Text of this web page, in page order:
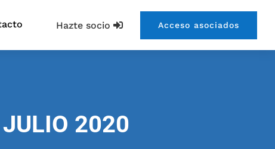
Hazte socio Acceso asociados
2020